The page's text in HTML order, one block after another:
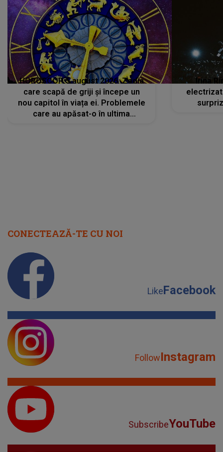
HOROSCOP 5 august 2026. Zodia
care scapă de griji și începe un
nou capitol în viața ei. Problemele
care au apăsat-o în ultima
Irina
CONECTEAZĂ-TE CU NOI
LikeFacebook
FollowInstagram
SubscribeYouTube